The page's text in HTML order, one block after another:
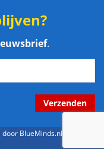
.
Verzenden
door BlueMinds.nl